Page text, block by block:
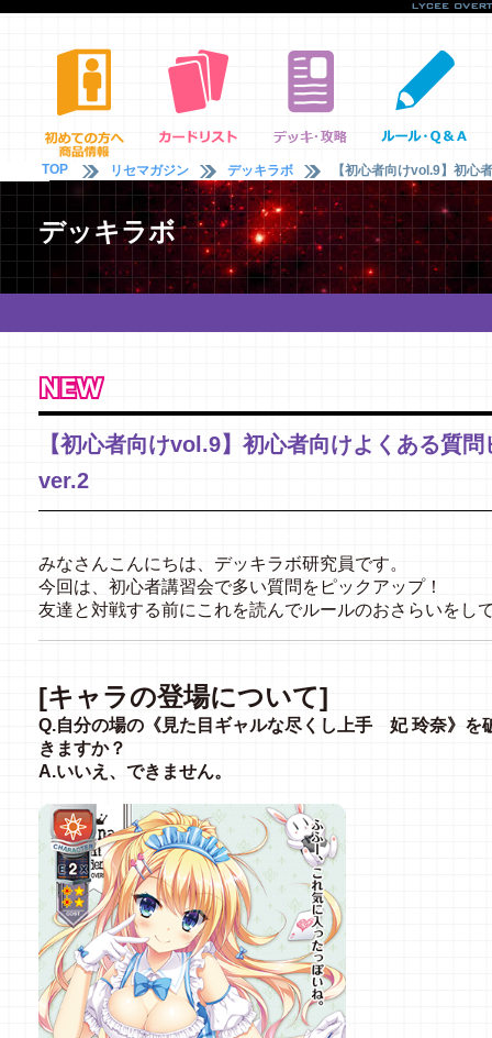
TOP リセマガジン デッキラボ 【初心者向けvol.9】初心
デッキラボ
【初心者向けvol.9】初心者向けよくある質
ver.2
みなさんこんにちは、デッキラボ研究員です。
今回は、初心者講習会で多い質問をピックアップ！
友達と対戦する前にこれを読んでルールのおさらいをし
[キャラの登場について]
Q.自分の場の《見た目ギャルな尽くし上手 妃 玲奈》を
きますか？
A.いいえ、できません。